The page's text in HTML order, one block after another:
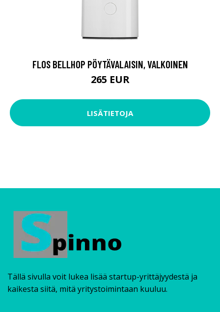
FLOS BELLHOP PÖYTÄVALAISIN, VALKOINEN
265 EUR
LISÄTIETOJA
Tällä sivulla voit lukea lisää startup-yrittäjyydestä ja
kaikesta siitä, mitä yritystoimintaan kuuluu.